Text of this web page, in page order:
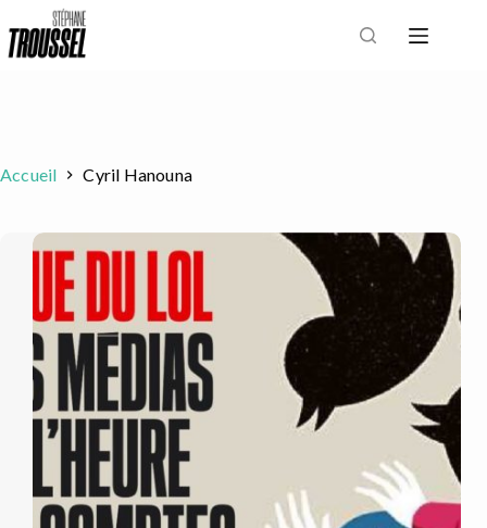
au
Accueil Cyril Hanouna